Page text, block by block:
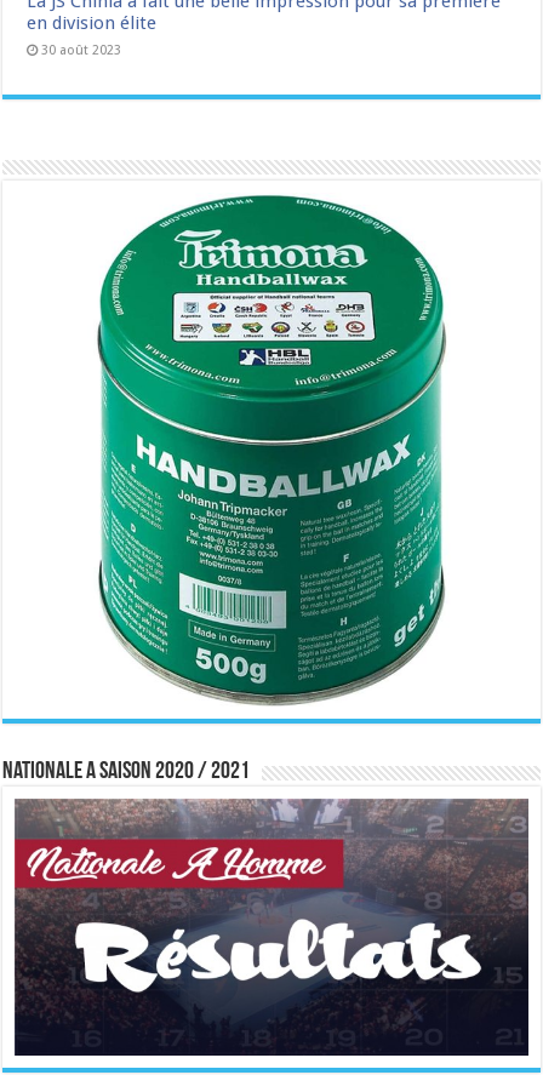
en division élite
30 août 2023
Nationale A saison 2020 / 2021